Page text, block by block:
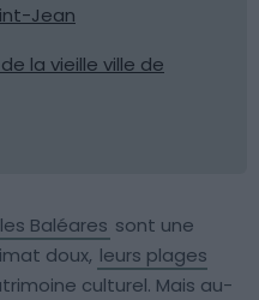
Jean
la vieille ville de
Baléares sont une
doux, leurs plages
culturel. Mais au-